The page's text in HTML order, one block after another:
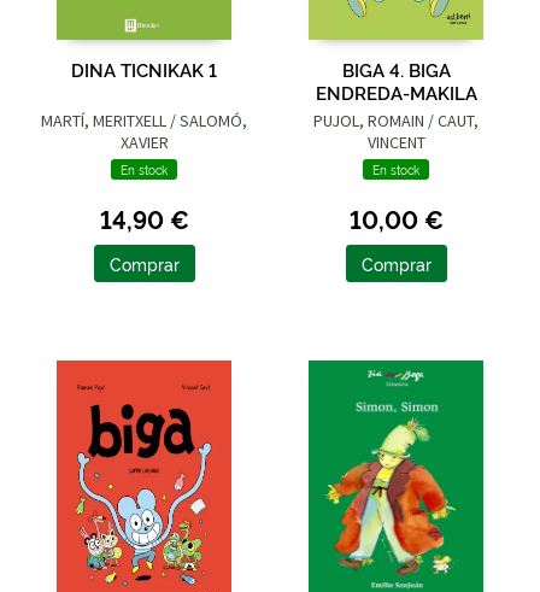
DINA TICNIKAK 1
MARTÍ, MERITXELL / SALOMÓ,
XAVIER
En stock
14,90 €
Comprar
BIGA 4. BIGA
ENDREDA-MAKILA
PUJOL, ROMAIN / CAUT,
VINCENT
En stock
10,00 €
Comprar